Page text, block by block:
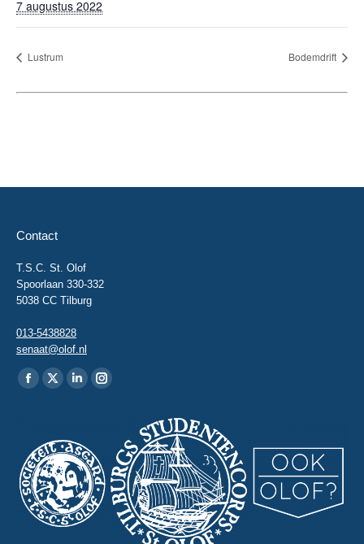
7 augustus 2022
Lustrum Bodemdrift
Contact
T.S.C. St. Olof
Spoorlaan 330-332
5038 CC Tilburg
013-5438828
senaat@olof.nl
Vind ons op:
Facebook
in
new
window
X
in
new
window
Linkedin
in
new
window
Instagram
new
window